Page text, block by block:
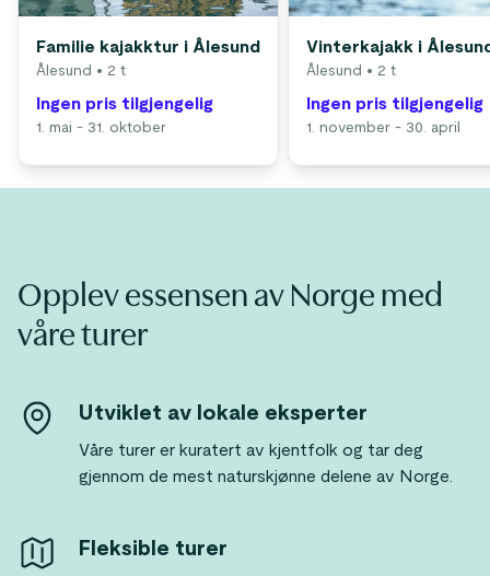
Familie kajakktur i Ålesund
Ålesund • 2 t
Ingen pris tilgjengelig
1. mai - 31. oktober
Vinterkajakk i
Ålesund • 2 t
Ingen pris tilgjengelig
1. november - 30. april
Opplev essensen av Norge med
våre turer
Utviklet av lokale eksperter
Våre turer er kuratert av kjentfolk og tar deg
gjennom de mest naturskjønne delene av Norge.
Fleksible turer